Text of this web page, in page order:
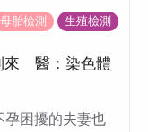
母胎檢測 生殖檢測
來 醫：染色體
孕困擾的夫妻也